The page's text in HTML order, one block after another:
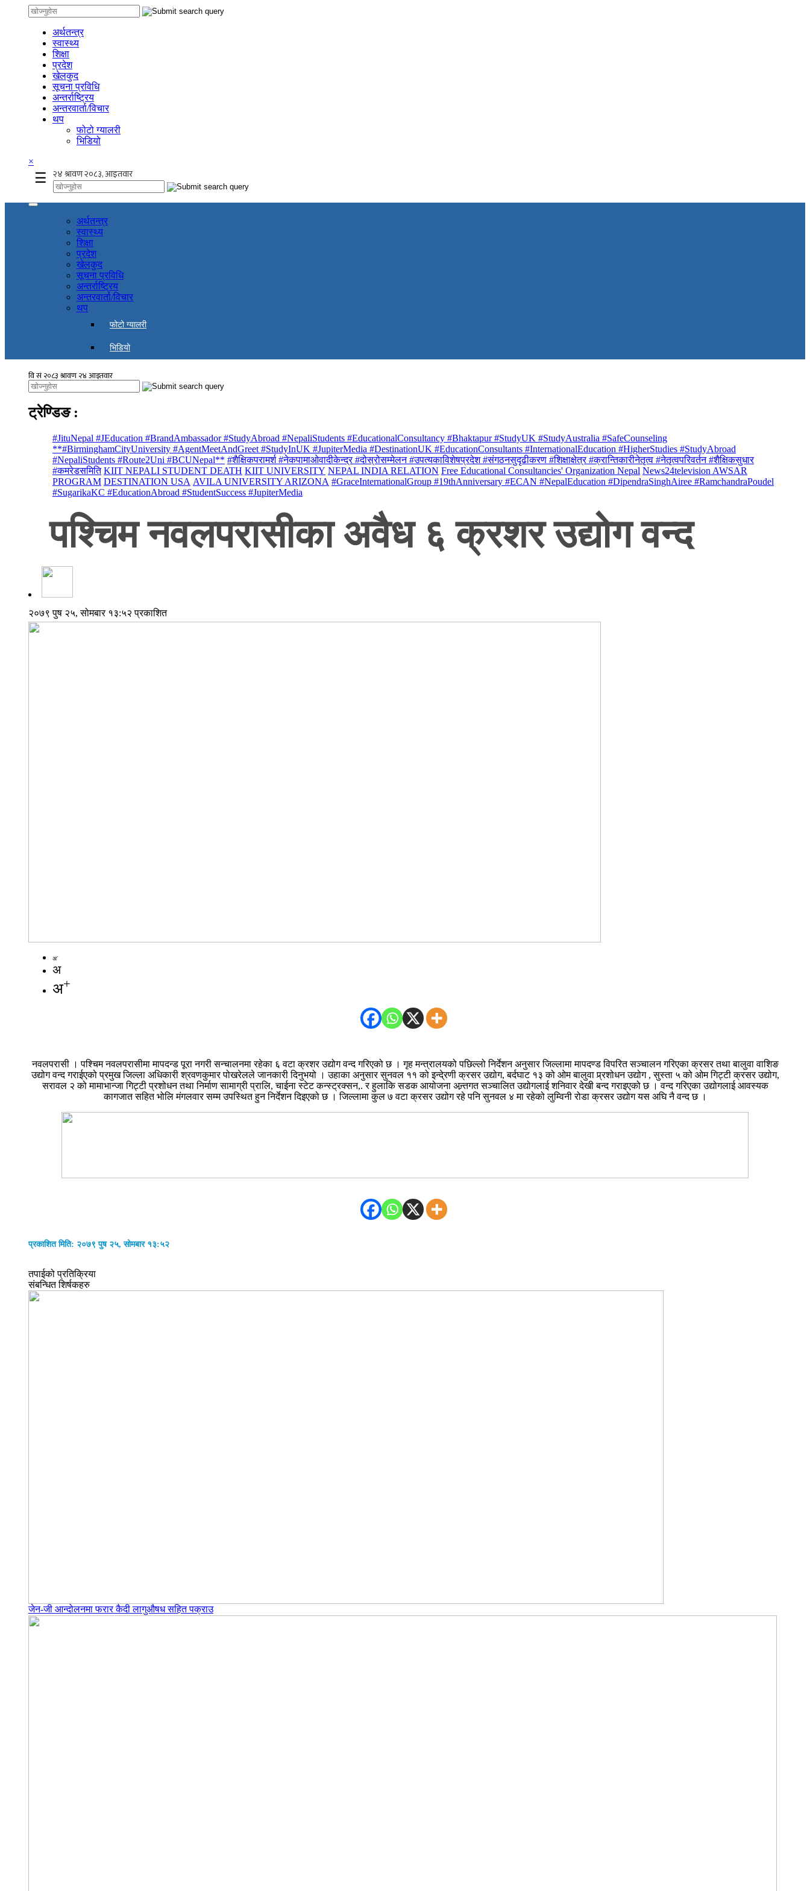
अर्थतन्त्र
स्वास्थ्य
शिक्षा
प्रदेश
खेलकुद
सूचना प्रविधि
अन्तर्राष्ट्रिय
अन्तरवार्ता/विचार
थप
फोटो ग्यालरी
भिडियो
×
☰
अर्थतन्त्र
स्वास्थ्य
शिक्षा
प्रदेश
खेलकुद
सूचना प्रविधि
अन्तर्राष्ट्रिय
अन्तरवार्ता/विचार
थप
फोटो ग्यालरी
भिडियो
ट्रेण्डिङ :
#JituNepal #JEducation #BrandAmbassador #StudyAbroad #NepaliStudents #EducationalConsultancy #Bhaktapur #StudyUK #StudyAustralia #SafeCounseling
**#BirminghamCityUniversity #AgentMeetAndGreet #StudyInUK #JupiterMedia #DestinationUK #EducationConsultants #InternationalEducation #HigherStudies #StudyAbroad
#NepaliStudents #Route2Uni #BCUNepal** #शैक्षिकपरामर्श #नेकपामाओवादीकेन्द्र #दोस्रोसम्मेलन #उपत्यकाविशेषप्रदेश #संगठनसुदृढीकरण #शिक्षाक्षेत्र #क्रान्तिकारीनेतृत्व #नेतृत्वपरिवर्तन #शैक्षिकसुधार
#कमरेडसमिति KIIT NEPALI STUDENT DEATH KIIT UNIVERSITY NEPAL INDIA RELATION Free Educational Consultancies' Organization Nepal News24television AWSAR
PROGRAM DESTINATION USA AVILA UNIVERSITY ARIZONA #GraceInternationalGroup #19thAnniversary #ECAN #NepalEducation #DipendraSinghAiree #RamchandraPoudel
#SugarikaKC #EducationAbroad #StudentSuccess #JupiterMedia
पश्चिम नवलपरासीका अवैध ६ क्रशर उद्योग वन्द
२०७९ पुष २५, सोमबार १३:५२ प्रकाशित
अ-
अ
अ+
नवलपरासी । पश्चिम नवलपरासीमा मापदन्ड पूरा नगरी सन्चालनमा रहेका ६ वटा क्रशर उद्योग वन्द गरिएको छ । गृह मन्त्रालयको पछिल्लो निर्देशन अनुसार जिल्लामा मापदण्ड विपरित सञ्चालन गरिएका क्रसर तथा बालुवा वाशिङ
उद्योग वन्द गराईएको प्रमुख जिल्ला अधिकारी श्रवणकुमार पोखरेलले जानकारी दिनुभयो । उहाका अनुसार सुनवल ११ को इन्दे्रणी क्रसर उद्योग, बर्दघाट १३ को ओम बालुवा प्र्रशोधन उद्योग , सुस्ता ५ को ओम गिट्टी क्रसर उद्योग,
सरावल २ को मामाभान्जा गिट्टी प्रशोधन तथा निर्माण सामाग्री प्रालि, चाईना स्टेट कन्स्ट्रक्सन,. र हुलाकि सडक आयोजना अन्र्तगत सञ्चालित उद्योगलाई शनिवार देखी बन्द गराइएको छ । वन्द गरिएका उद्योगलाई आवस्यक
कागजात सहित भोलि मंगलवार सम्म उपस्थित हुन निर्देशन दिइएको छ । जिल्लामा कुल ७ वटा क्रसर उद्योग रहे पनि सुनवल ४ मा रहेको लुम्विनी रोडा क्रसर उद्योग यस अघि नै वन्द छ ।
प्रकाशित मिति: २०७९ पुष २५, सोमबार १३:५२
तपाईको प्रतिक्रिया
संबन्धित शिर्षकहरु
जेन-जी आन्दोलनमा फरार कैदी लागुऔषध सहित पक्राउ